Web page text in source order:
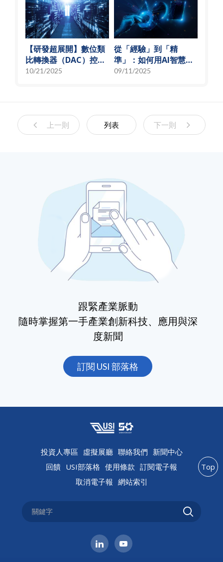
【研發超展開】數位類
比轉換器（DAC）控制
偏壓電流創新解決方
10/21/2025
從「經驗」到「精
準」：如何用AI智慧演
算法，實現高效射頻預
09/11/2025
上一則 列表 下一則
跟緊產業脈動
隨時掌握第一手產業創新科技、應用與深
度新聞
訂閱 USI 部落格
投資人專區 虛擬展廳 聯絡我們 新聞中心
回饋 USI部落格 使用條款 訂閱電子報
取消電子報 網站索引
Top